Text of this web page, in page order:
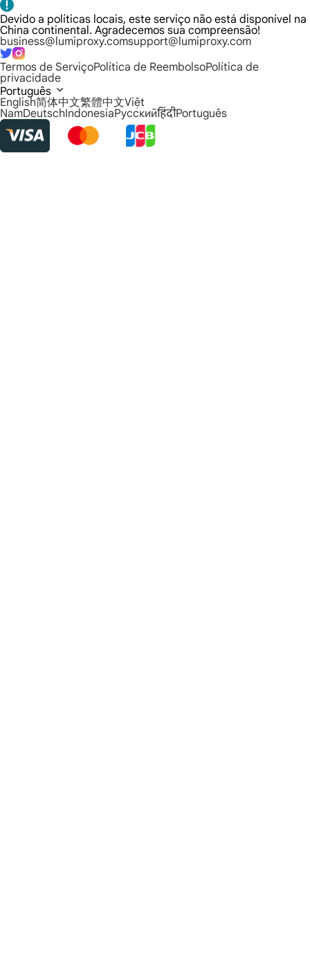
Devido a políticas locais, este serviço não está disponível na
China continental. Agradecemos sua compreensão!
business@lumiproxy.comsupport@lumiproxy.com
Termos de ServiçoPolítica de ReembolsoPolítica de
privacidade
Português
English简体中文繁體中文Việt
NamDeutschIndonesiaРусскийहिंदीPortuguês